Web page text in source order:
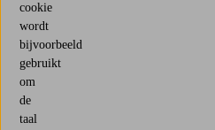
cookie
wordt
bijvoorbeeld
gebruikt
om
de
taal